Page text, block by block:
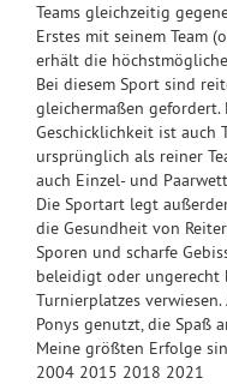
Teams gleichzeitig
Erstes mit seinem Team
erhält die
Bei diesem Sport sind
gleichermaßen
Geschicklichkeit ist auch
ursprünglich als reiner
auch Einzel- und
Die Sportart legt
die Gesundheit von
Sporen und scharfe
beleidigt oder ungerecht
Turnierplatzes
Ponys genutzt, die Spaß
Meine größten Erfolge
2004 2015 2018 2021